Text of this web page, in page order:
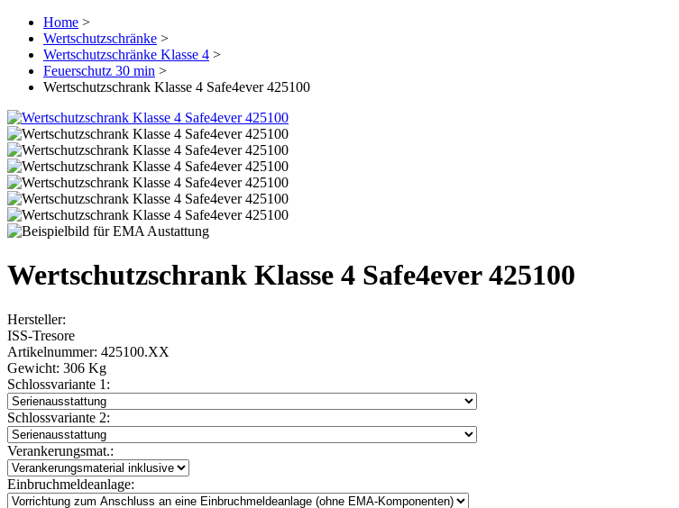
Home >
Wertschutzschränke >
Wertschutzschränke Klasse 4 >
Feuerschutz 30 min >
Wertschutzschrank Klasse 4 Safe4ever 425100
Wertschutzschrank Klasse 4 Safe4ever 425100
Hersteller:
ISS-Tresore
Artikelnummer: 425100.XX
Gewicht: 306 Kg
Schlossvariante 1:
Schlossvariante 2:
Verankerungsmat.:
Einbruchmeldeanlage: